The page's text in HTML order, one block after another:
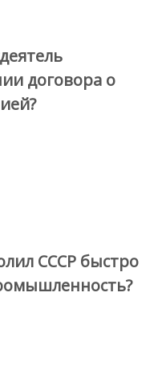
договора о
СССР быстро